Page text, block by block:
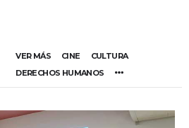
VER MÁS CINE
CULTURA
DERECHOS HUMANOS